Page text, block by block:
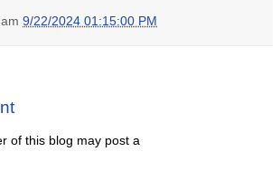
9/22/2024 01:15:00 PM
of this blog may post a